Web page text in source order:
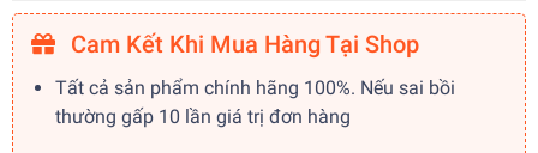
Cam Kết Khi Mua Hàng Tại Shop
Tất cả sản phẩm chính hãng 100%. Nếu sai bồi
thường gấp 10 lần giá trị đơn hàng